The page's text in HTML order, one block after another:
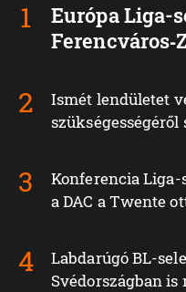
Európa Liga-
Ismét lendületet
szükségességéről
Konferencia
a DAC a Twente
Labdarúgó BL-
Svédországban is